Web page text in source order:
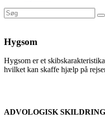
Hygsom
Hygsom er et
hvilket kan skaffe hjælp på
ADVOLOGISK SKILDRING